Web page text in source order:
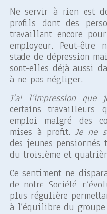
Ne servir à rien est
profils dont des
travaillant encore
employeur. Peut-être
stade de dépression
sont-elles déjà aussi
à ne pas négliger.
J’ai l’impression
certains travailleurs
emploi malgré des
mises à profit.Je ne
des jeunes pensionnés
du troisième et
Ce sentiment ne
de notre Société
plus régulière
à l’équilibre du